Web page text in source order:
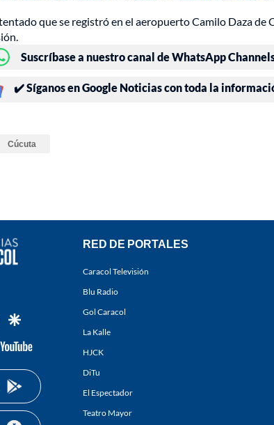
que se registró en el aeropuerto Camilo Daza
Suscríbase a nuestro canal de WhatsApp
✔️ Síganos en Google Noticias con toda la
Cúcuta
whatsapp
google
youtube-
RED DE PORTALES
Caracol Televisión
Blu Radio
Gol Caracol
La Kalle
HJCK
DiTu
El Espectador
Teatro Mayor